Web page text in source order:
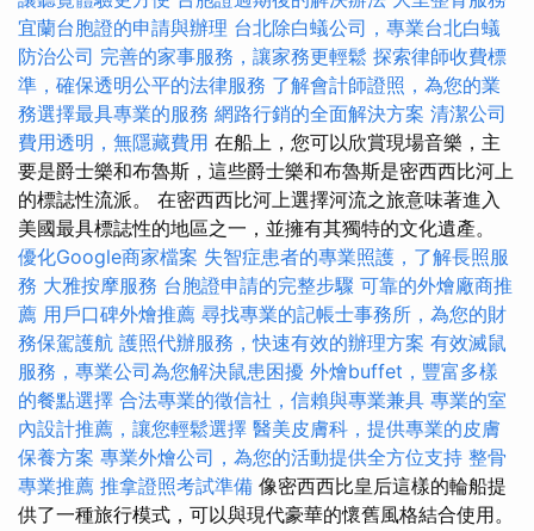
宜蘭台胞證的申請與辦理 台北除白蟻公司，專業台北白蟻
防治公司 完善的家事服務，讓家務更輕鬆 探索律師收費標
準，確保透明公平的法律服務 了解會計師證照，為您的業
務選擇最具專業的服務 網路行銷的全面解決方案 清潔公司
費用透明，無隱藏費用 在船上，您可以欣賞現場音樂，主
要是爵士樂和布魯斯，這些爵士樂和布魯斯是密西西比河上
的標誌性流派。 在密西西比河上選擇河流之旅意味著進入
美國最具標誌性的地區之一，並擁有其獨特的文化遺產。
優化Google商家檔案 失智症患者的專業照護，了解長照服
務 大雅按摩服務 台胞證申請的完整步驟 可靠的外燴廠商推
薦 用戶口碑外燴推薦 尋找專業的記帳士事務所，為您的財
務保駕護航 護照代辦服務，快速有效的辦理方案 有效滅鼠
服務，專業公司為您解決鼠患困擾 外燴buffet，豐富多樣
的餐點選擇 合法專業的徵信社，信賴與專業兼具 專業的室
內設計推薦，讓您輕鬆選擇 醫美皮膚科，提供專業的皮膚
保養方案 專業外燴公司，為您的活動提供全方位支持 整骨
專業推薦 推拿證照考試準備 像密西西比皇后這樣的輪船提
供了一種旅行模式，可以與現代豪華的懷舊風格結合使用。